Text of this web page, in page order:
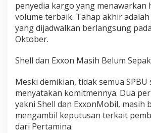
penyedia kargo yang menawarkan
volume terbaik. Tahap akhir
yang dijadwalkan berlangsung
Oktober.
Shell dan Exxon Masih Belum
Meski demikian, tidak semua SPBU
menyatakan komitmennya. Dua
yakni Shell dan ExxonMobil, masih
mengambil keputusan terkait
dari Pertamina.